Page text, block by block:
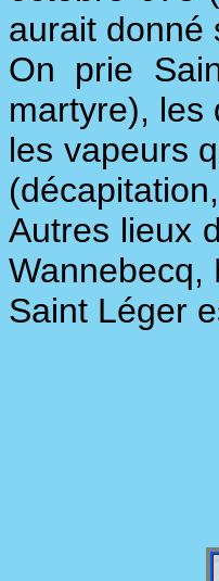
aurait donné
On prie
martyre), les
les vapeurs
Autres lieux
Wannebecq,
Saint Léger